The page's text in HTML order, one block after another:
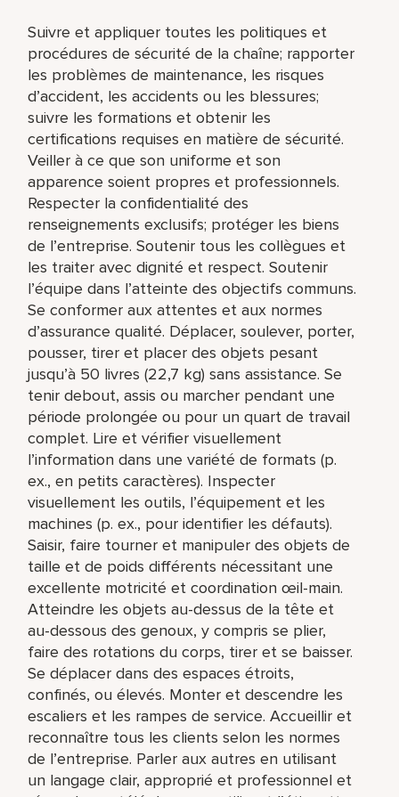
Suivre et appliquer toutes les politiques et
procédures de sécurité de la chaîne; rapporter
les problèmes de maintenance, les risques
d’accident, les accidents ou les blessures;
suivre les formations et obtenir les
certifications requises en matière de sécurité.
Veiller à ce que son uniforme et son
apparence soient propres et professionnels.
Respecter la confidentialité des
renseignements exclusifs; protéger les biens
de l’entreprise. Soutenir tous les collègues et
les traiter avec dignité et respect. Soutenir
l’équipe dans l’atteinte des objectifs communs.
Se conformer aux attentes et aux normes
d’assurance qualité. Déplacer, soulever, porter,
pousser, tirer et placer des objets pesant
jusqu’à 50 livres (22,7 kg) sans assistance. Se
tenir debout, assis ou marcher pendant une
période prolongée ou pour un quart de travail
complet. Lire et vérifier visuellement
l’information dans une variété de formats (p.
ex., en petits caractères). Inspecter
visuellement les outils, l’équipement et les
machines (p. ex., pour identifier les défauts).
Saisir, faire tourner et manipuler des objets de
taille et de poids différents nécessitant une
excellente motricité et coordination œil-main.
Atteindre les objets au-dessus de la tête et
au-dessous des genoux, y compris se plier,
faire des rotations du corps, tirer et se baisser.
Se déplacer dans des espaces étroits,
confinés, ou élevés. Monter et descendre les
escaliers et les rampes de service. Accueillir et
reconnaître tous les clients selon les normes
de l’entreprise. Parler aux autres en utilisant
un langage clair, approprié et professionnel et